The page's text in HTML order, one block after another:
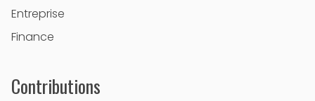
Entreprise
Finance
Contributions